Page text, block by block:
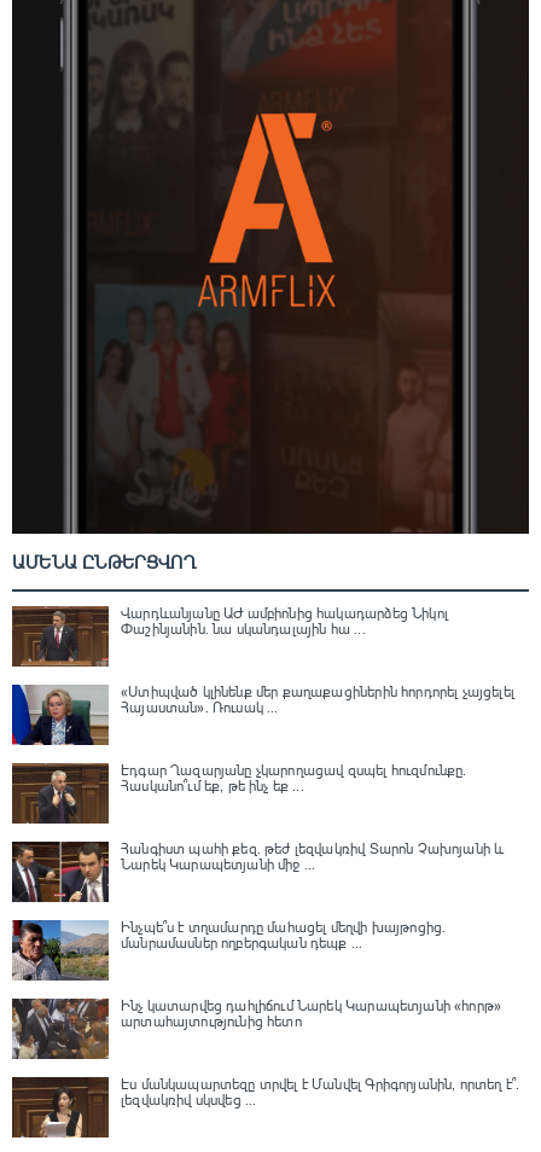
ԱՄԵՆԱ ԸՆԹԵՐՑՎՈՂ
Վարդևանյանը ԱԺ ամբիոնից հակադարձեց Նիկոլ
Փաշինյանին․ նա սկանդալային հա ...
«Ստիպված կլինենք մեր քաղաքացիներին հորդորել չայցելել
Հայաստան»․ Ռուսակ ...
Էդգար Ղազարյանը չկարողացավ զսպել հուզմունքը.
Հասկանո՞ւմ եք, թե ինչ եք ...
Հանգիստ պահի քեզ. թեժ լեզվակռիվ Տարոն Չախոյանի և
Նարեկ Կարապետյանի միջ ...
Ինչպե՞ս է տղամարդը մահացել մեղվի խայթոցից.
մանրամասներ ողբերգական դեպք ...
Ինչ կատարվեց դահլիճում Նարեկ Կարապետյանի «հորթ»
արտահայտությունից հետո
Էս մանկապարտեզը տրվել է Մանվել Գրիգորյանին, որտեղ է՞․
լեզվակռիվ սկսվեց ...